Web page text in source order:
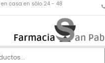
casa en sólo 24 - 48